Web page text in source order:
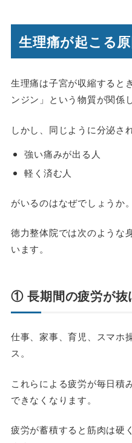
生理痛が起こる
生理痛は子宮が収縮すると
ンジン」という物質が関係
しかし、同じように分泌さ
強い痛みが出る人
軽く済む人
がいるのはなぜでしょうか。
徳力整体院では次のような
います。
① 長期間の疲労が抜
仕事、家事、育児、スマホ
ス。
これらによる疲労が毎日積
できなくなります。
疲労が蓄積すると筋肉は硬